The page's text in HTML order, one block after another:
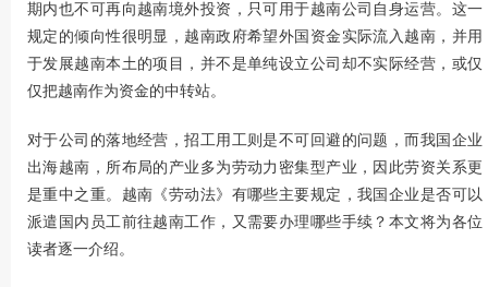
期内也不可再向越南境外投资，只可用于越南公司自身运营。这一
规定的倾向性很明显，越南政府希望外国资金实际流入越南，并用
于发展越南本土的项目，并不是单纯设立公司却不实际经营，或仅
仅把越南作为资金的中转站。
对于公司的落地经营，招工用工则是不可回避的问题，而我国企业
出海越南，所布局的产业多为劳动力密集型产业，因此劳资关系更
是重中之重。越南《劳动法》有哪些主要规定，我国企业是否可以
派遣国内员工前往越南工作，又需要办理哪些手续？本文将为各位
读者逐一介绍。